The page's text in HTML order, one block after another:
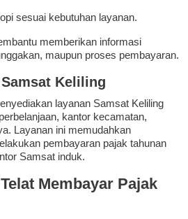
sesuai kebutuhan layanan.
memberikan informasi
maupun proses pembayaran.
Keliling
layanan Samsat Keliling
kantor kecamatan,
Layanan ini memudahkan
pembayaran pajak tahunan
Samsat induk.
Membayar Pajak